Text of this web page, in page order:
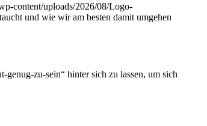
content/uploads/2026/08/Logo-
und wie wir am besten damit umgehen
zu-sein“ hinter sich zu lassen, um sich